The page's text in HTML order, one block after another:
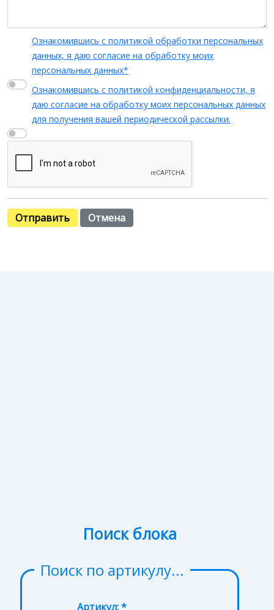
Ознакомившись с политикой обработки персональных
данных, я даю согласие на обработку моих
персональных данных*
Ознакомившись с политикой конфиденциальности, я
даю согласие на обработку моих персональных данных
для получения вашей периодической рассылки.
Отправить Отмена
Поиск блока
Поиск по артикулу...
Артикул: